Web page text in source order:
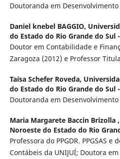
Doutoranda em Desenvolvimento
Daniel knebel BAGGIO,
do Estado do Rio Grande do Sul
Doutor em Contabilidade e
Zaragoza (2012) e Professor
Taísa Schefer Roveda,
do Estado do Rio Grande do Sul
Doutoranda em Desenvolvimento
Maria Margarete Baccin Brizolla ,
Noroeste do Estado do Rio
Professora do PPGDR. PPGSAS e
Contábeis da UNIJUÍ; Doutora